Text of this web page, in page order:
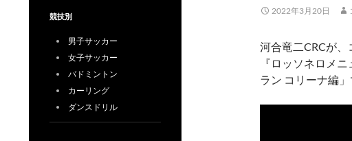
2022年3月20日
河合竜二CRCが
『ロッソネロメ
ラン コリーナ編」
競技別
男子サッカー
女子サッカー
バドミントン
カーリング
ダンスドリル